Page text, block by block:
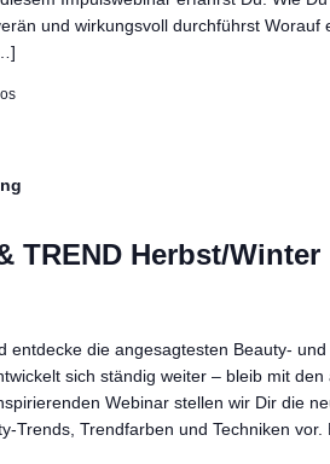
und wirkungsvoll durchführst Worauf
TREND Herbst/Winter
entdecke die angesagtesten Beauty-
sich ständig weiter – bleib mit
Webinar stellen wir Dir die
Trends, Trendfarben und Techniken